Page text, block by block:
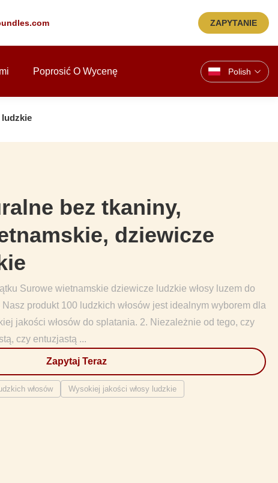
ZAPYTANIE
Poprosić O Wycenę Polish
ludzkie
bez tkaniny,
dziewicze
Surowe wietnamskie dziewicze ludzkie włosy luzem do
produkt 100 ludzkich włosów jest idealnym wyborem dla
jakości włosów do splatania. 2. Niezależnie od tego, czy
czy entuzjastą ...
Zapytaj Teraz
włosów
Wysokiej jakości włosy ludzkie